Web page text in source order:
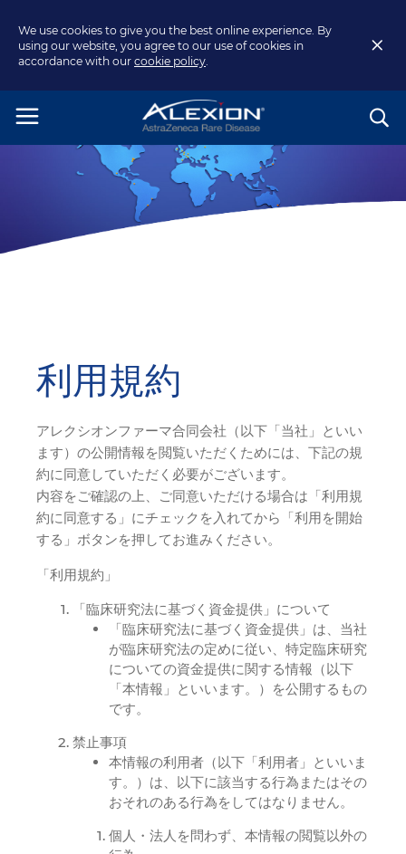
We use cookies to give you the best online experience. By
using our website, you agree to our use of cookies in
accordance with our cookie policy
利用規約
アレクシオンファーマ合同会社（以下「当社」といい
ます）の公開情報を閲覧いただくためには、下記の規
約に同意していただく必要がございます。
内容をご確認の上、ご同意いただける場合は「利用規
約に同意する」にチェックを入れてから「利用を開始
する」ボタンを押してお進みください。
「利用規約」
「臨床研究法に基づく資金提供」について
「臨床研究法に基づく資金提供」は、当社
が臨床研究法の定めに従い、特定臨床研究
についての資金提供に関する情報（以下
「本情報」といいます。）を公開するもの
です。
禁止事項
本情報の利用者（以下「利用者」といいま
す。）は、以下に該当する行為またはその
おそれのある行為をしてはなりません。
個人・法人を問わず、本情報の閲覧以外の